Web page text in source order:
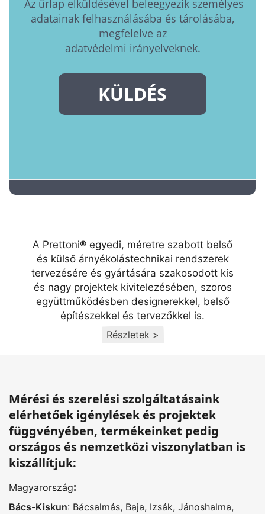
A Prettoni® egyedi, méretre szabott belső
és külső árnyékolástechnikai rendszerek
tervezésére és gyártására szakosodott kis
és nagy projektek kivitelezésében, szoros
együttműködésben designerekkel, belső
építészekkel és tervezőkkel is.
Részletek >
Mérési és szerelési szolgáltatásaink
elérhetőek igénylések és projektek
függvényében, termékeinket pedig
országos és nemzetközi viszonylatban is
kiszállítjuk:
Magyarország:
Bács-Kiskun: Bácsalmás, Baja, Izsák, Jánoshalma,